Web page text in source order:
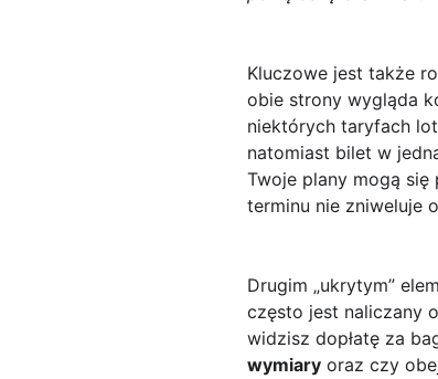
Kluczowe jest także
obie strony wygląda
niektórych taryfach
natomiast bilet w
Twoje plany mogą
terminu nie zniweluje
Drugim „ukrytym”
często jest naliczany
widzisz dopłatę za
wymiary oraz czy